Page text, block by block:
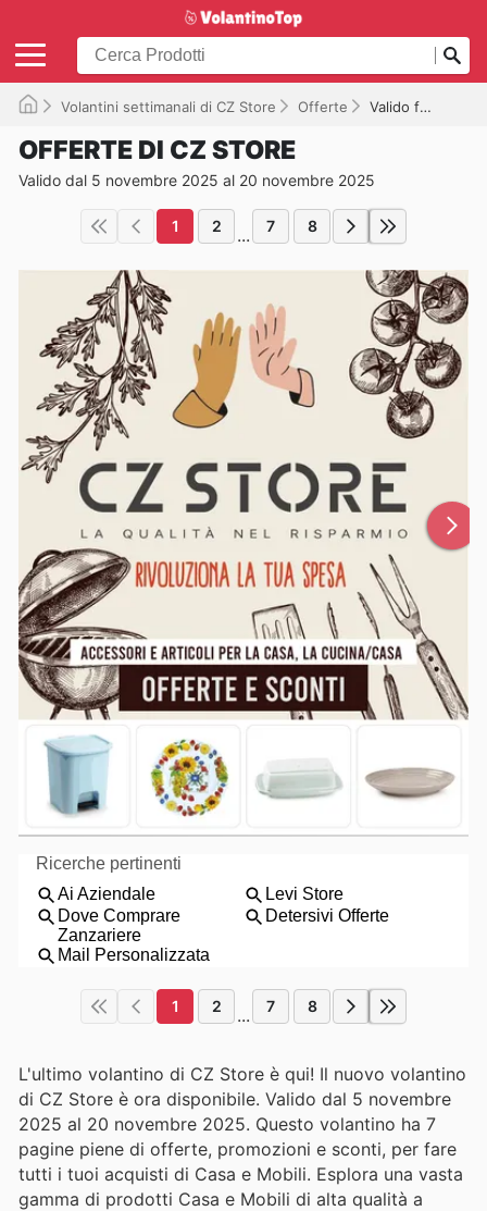
Volantini settimanali di CZ Store Offerte Valido fino al 20/11/2025
OFFERTE DI CZ STORE
Valido dal 5 novembre 2025 al 20 novembre 2025
1 2 ... 7 8
1 2 ... 7 8
L'ultimo volantino di CZ Store è qui! Il nuovo volantino
di CZ Store è ora disponibile. Valido dal 5 novembre
2025 al 20 novembre 2025. Questo volantino ha 7
pagine piene di offerte, promozioni e sconti, per fare
tutti i tuoi acquisti di Casa e Mobili. Esplora una vasta
gamma di prodotti Casa e Mobili di alta qualità a